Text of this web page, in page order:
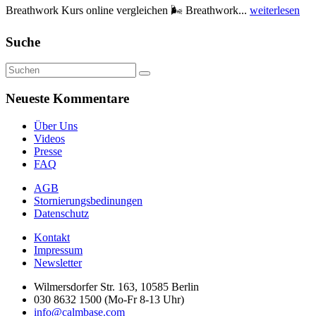
Breathwork Kurs online vergleichen 🌬️ Breathwork... weiterlesen
Suche
Neueste Kommentare
Über Uns
Videos
Presse
FAQ
AGB
Stornierungsbedinungen
Datenschutz
Kontakt
Impressum
Newsletter
Wilmersdorfer Str. 163, 10585 Berlin
030 8632 1500 (Mo-Fr 8-13 Uhr)
info@calmbase.com